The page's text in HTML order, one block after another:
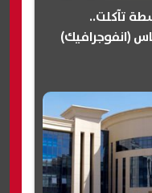
تآكلت..
(انفوجرافيك)